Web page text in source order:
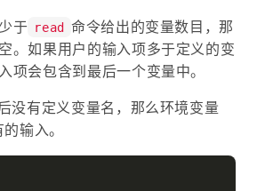
于 read 命令给出的变量数目，那
。如果用户的输入项多于定义的变
项会包含到最后一个变量中。
没有定义变量名，那么环境变量
输入。